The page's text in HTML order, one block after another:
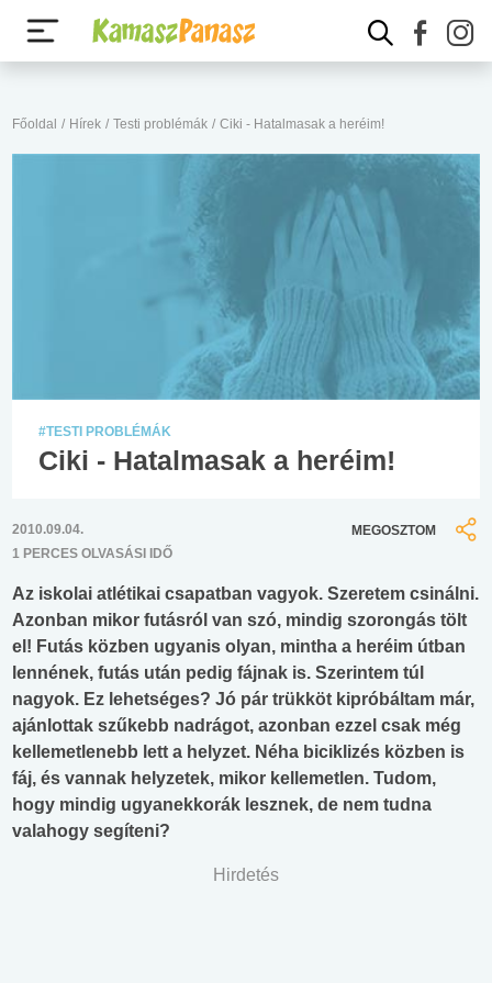
Főoldal / Hírek / Testi problémák / Ciki - Hatalmasak a heréim!
#TESTI PROBLÉMÁK
Ciki - Hatalmasak a heréim!
2010.09.04.
1 PERCES OLVASÁSI IDŐ
MEGOSZTOM
Az iskolai atlétikai csapatban vagyok. Szeretem csinálni.
Azonban mikor futásról van szó, mindig szorongás tölt
el! Futás közben ugyanis olyan, mintha a heréim útban
lennének, futás után pedig fájnak is. Szerintem túl
nagyok. Ez lehetséges? Jó pár trükköt kipróbáltam már,
ajánlottak szűkebb nadrágot, azonban ezzel csak még
kellemetlenebb lett a helyzet. Néha biciklizés közben is
fáj, és vannak helyzetek, mikor kellemetlen. Tudom,
hogy mindig ugyanekkorák lesznek, de nem tudna
valahogy segíteni?
Hirdetés